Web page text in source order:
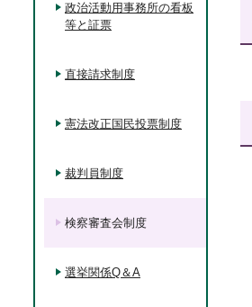
政治活動用事務所の看板
等と証票
直接請求制度
憲法改正国民投票制度
裁判員制度
検察審査会制度
選挙関係Q＆A